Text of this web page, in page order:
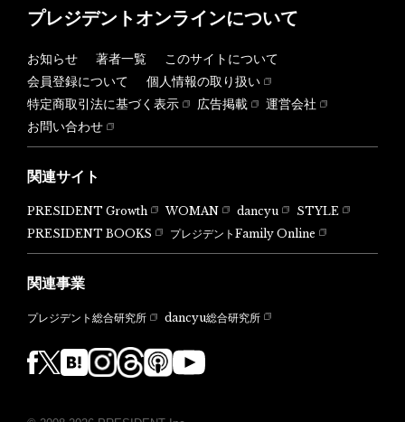
プレジデントオンラインについて
お知らせ 著者一覧
このサイトについて
会員登録について
個人情報の取り扱い
特定商取引法に基づく表示
広告掲載
運営会社
お問い合わせ
関連サイト
PRESIDENT Growth WOMAN dancyu
STYLE
PRESIDENT BOOKS
プレジデントFamily Online
関連事業
プレジデント総合研究所 dancyu総合研究所